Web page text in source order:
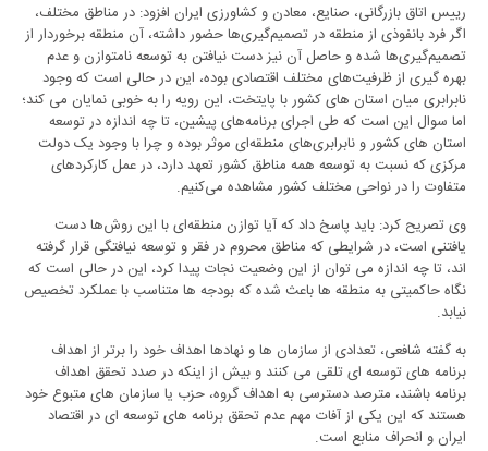
رییس اتاق بازرگانی، صنایع، معادن و کشاورزی ایران افزود: در مناطق مختلف،
اگر فرد بانفوذی از منطقه در تصمیم‌گیری‌ها حضور داشته، آن منطقه برخوردار از
تصمیم‌گیری‌ها شده و حاصل آن نیز دست نیافتن به توسعه نامتوازن و عدم
بهره گیری از ظرفیت‌های مختلف اقتصادی بوده، این در حالی است که وجود
نابرابری میان استان های کشور با پایتخت، این رویه را به خوبی نمایان می کند؛
اما سوال این است که طی اجرای برنامه‌های پیشین، تا چه اندازه در توسعه
استان های کشور و نابرابری‌های منطقه‌ای موثر بوده و چرا با وجود یک دولت
مرکزی که نسبت به توسعه همه مناطق کشور تعهد دارد، در عمل کارکردهای
متفاوت را در نواحی مختلف کشور مشاهده می‌کنیم.
وی تصریح کرد: باید پاسخ داد که آیا توازن منطقه‌ای با این روش‌ها دست
یافتنی است، در شرایطی که مناطق محروم در فقر و توسعه نیافتگی قرار گرفته
اند، تا چه اندازه می توان از این وضعیت نجات پیدا کرد، این در حالی است که
نگاه حاکمیتی به منطقه ها باعث شده که بودجه ها متناسب با عملکرد تخصیص
نیابد.
به گفته شافعی، تعدادی از سازمان ها و نهادها اهداف خود را برتر از اهداف
برنامه های توسعه ای تلقی می کنند و بیش از اینکه در صدد تحقق اهداف
برنامه باشند، مترصد دسترسی به اهداف گروه، حزب یا سازمان های متبوع خود
هستند که این یکی از آفات مهم عدم تحقق برنامه های توسعه ای در اقتصاد
ایران و انحراف منابع است.